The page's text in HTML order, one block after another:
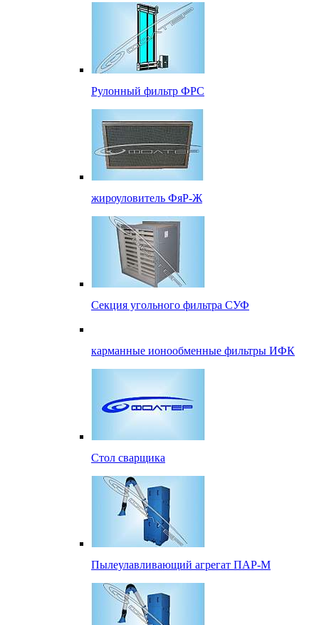
Рулонный фильтр ФРС
жироуловитель ФяР-Ж
Секция угольного фильтра СУФ
карманные ионообменные фильтры ИФК
Стол сварщика
Пылеулавливающий агрегат ПАР-М